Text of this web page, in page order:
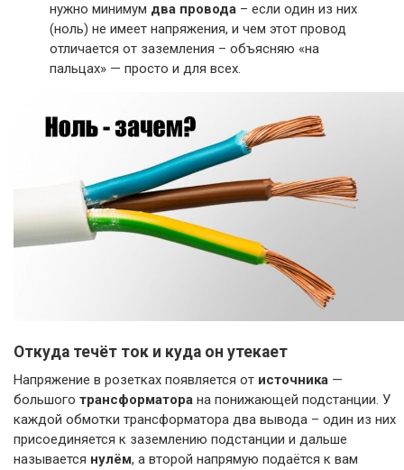
нужно минимум два провода – если один из них
(ноль) не имеет напряжения, и чем этот провод
отличается от заземления – объясняю «на
пальцах» — просто и для всех.
Откуда течёт ток и куда он утекает
Напряжение в розетках появляется от источника —
большого трансформатора на понижающей подстанции. У
каждой обмотки трансформатора два вывода – один из них
присоединяется к заземлению подстанции и дальше
называется нулём, а второй напрямую подаётся к вам